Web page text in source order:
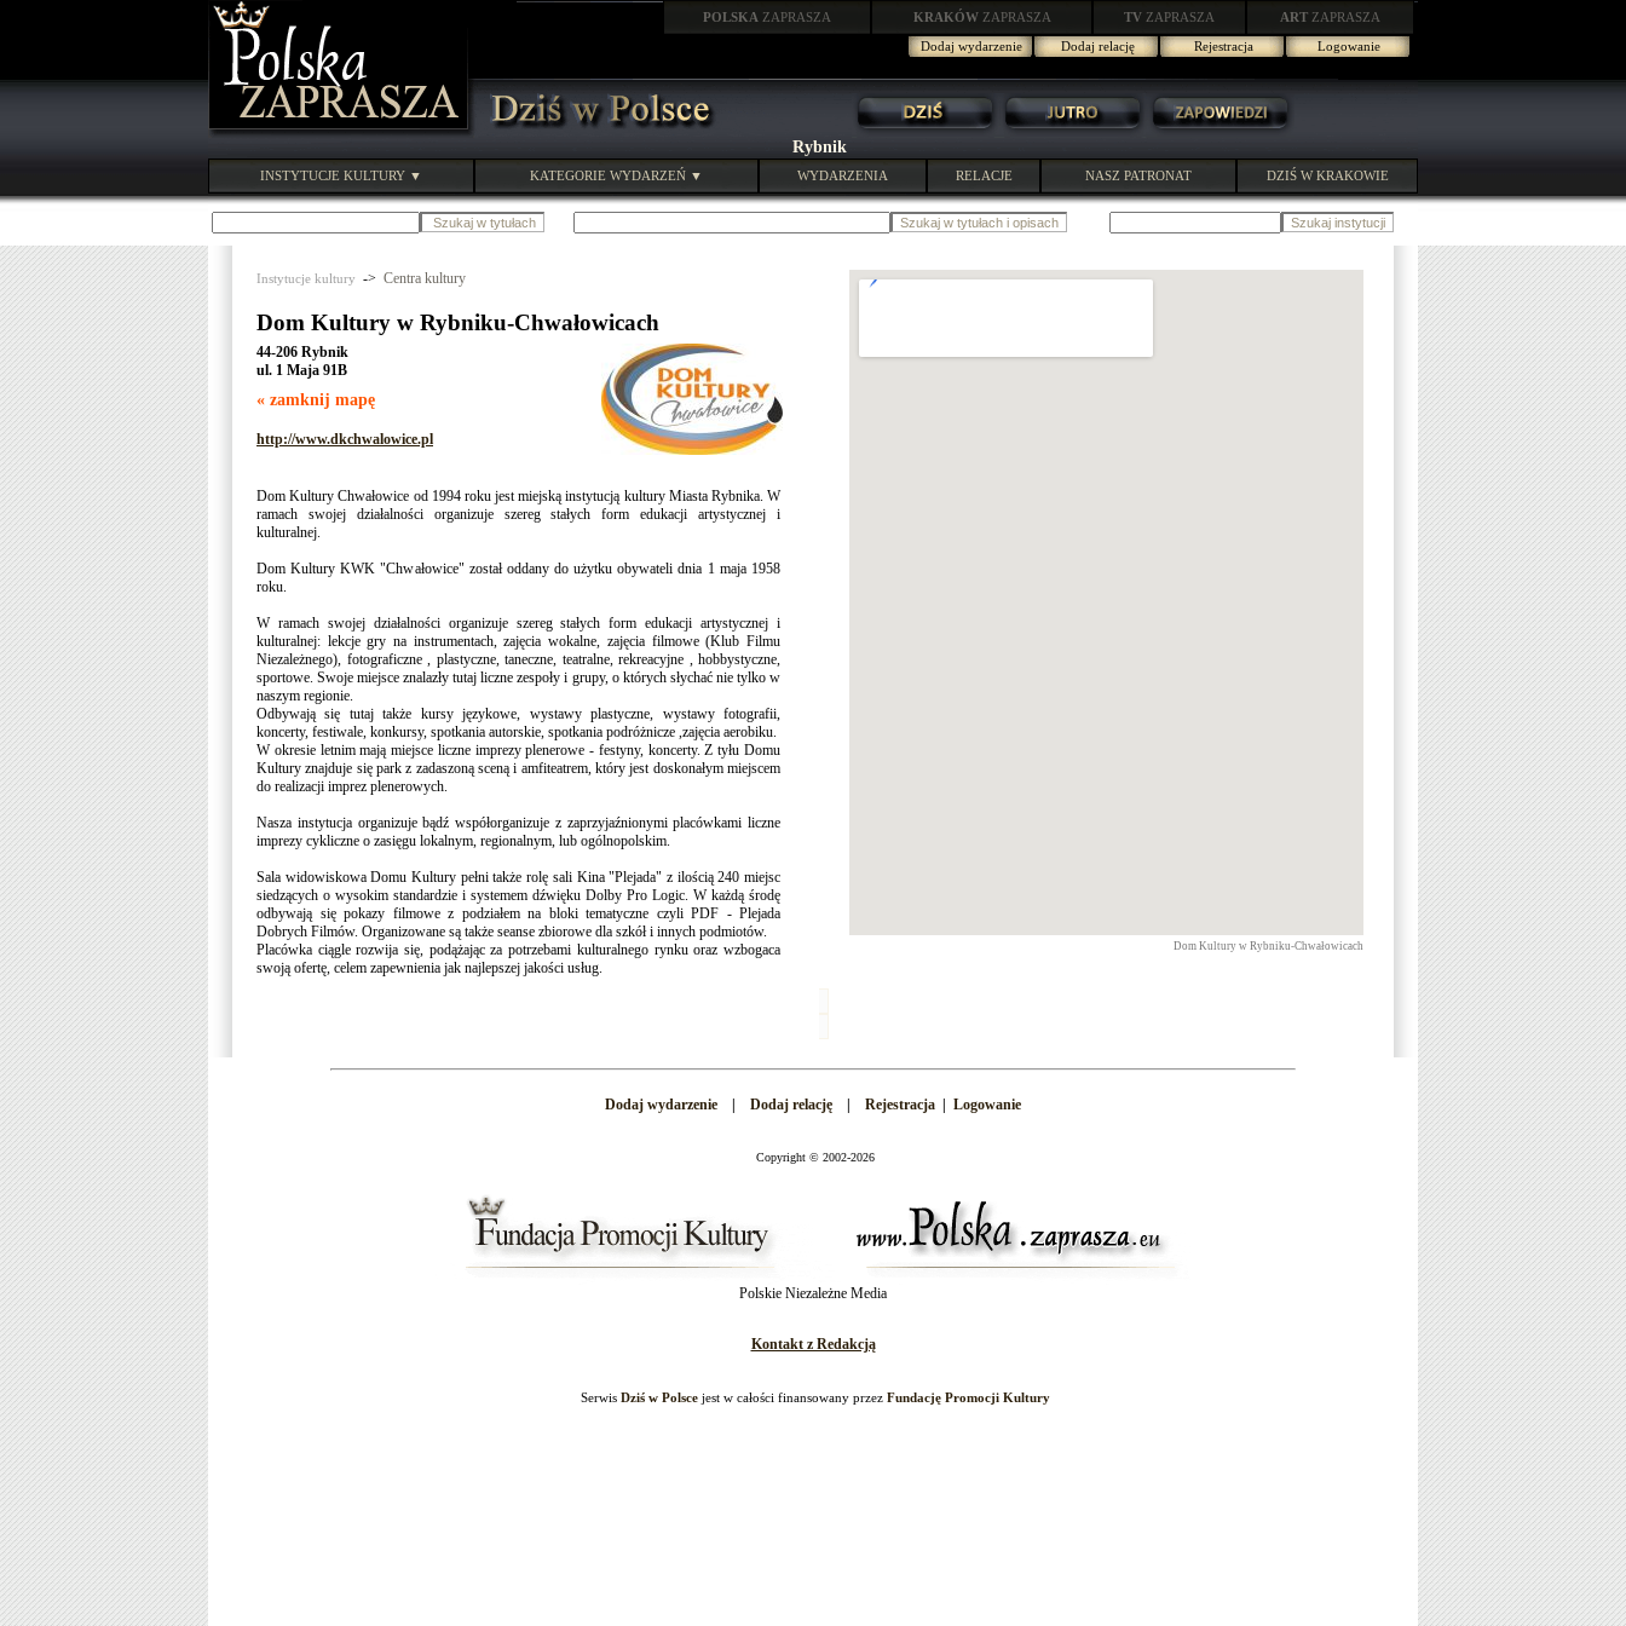
POLSKA ZAPRASZA KRAKÓW ZAPRASZA TV ZAPRASZA ART ZAPRASZA
Dodaj wydarzenie
Dodaj relację Rejestracja Logowanie
Rybnik
INSTYTUCJE KULTURY ▼ KATEGORIE WYDARZEŃ ▼ WYDARZENIA RELACJE NASZ PATRONAT DZIŚ W KRAKOWIE
Instytucje kultury -> Centra kultury
Dom Kultury w Rybniku-Chwałowicach
44-206 Rybnik
ul. 1 Maja 91B
« zamknij mapę
http://www.dkchwalowice.pl
Dom Kultury Chwałowice od 1994 roku jest miejską instytucją kultury Miasta Rybnika. W
ramach swojej działalności organizuje szereg stałych form edukacji artystycznej i
kulturalnej.
Dom Kultury KWK "Chwałowice" został oddany do użytku obywateli dnia 1 maja 1958
roku.
W ramach swojej działalności organizuje szereg stałych form edukacji artystycznej i
kulturalnej: lekcje gry na instrumentach, zajęcia wokalne, zajęcia filmowe (Klub Filmu
Niezależnego), fotograficzne , plastyczne, taneczne, teatralne, rekreacyjne , hobbystyczne,
sportowe. Swoje miejsce znalazły tutaj liczne zespoły i grupy, o których słychać nie tylko w
naszym regionie.
Odbywają się tutaj także kursy językowe, wystawy plastyczne, wystawy fotografii,
koncerty, festiwale, konkursy, spotkania autorskie, spotkania podróżnicze ,zajęcia aerobiku.
W okresie letnim mają miejsce liczne imprezy plenerowe - festyny, koncerty. Z tyłu Domu
Kultury znajduje się park z zadaszoną sceną i amfiteatrem, który jest doskonałym miejscem
do realizacji imprez plenerowych.
Nasza instytucja organizuje bądź współorganizuje z zaprzyjaźnionymi placówkami liczne
imprezy cykliczne o zasięgu lokalnym, regionalnym, lub ogólnopolskim.
Sala widowiskowa Domu Kultury pełni także rolę sali Kina "Plejada" z ilością 240 miejsc
siedzących o wysokim standardzie i systemem dźwięku Dolby Pro Logic. W każdą środę
odbywają się pokazy filmowe z podziałem na bloki tematyczne czyli PDF - Plejada
Dobrych Filmów. Organizowane są także seanse zbiorowe dla szkół i innych podmiotów.
Placówka ciągle rozwija się, podążając za potrzebami kulturalnego rynku oraz wzbogaca
swoją ofertę, celem zapewnienia jak najlepszej jakości usług.
Dom Kultury w Rybniku-Chwałowicach
Dodaj wydarzenie Dodaj relację Rejestracja Logowanie
Copyright ©2002-2026
Polskie Niezależne Media
Kontakt z Redakcją
Serwis Dziś w Polscejest w całości finansowany przez Fundację Promocji Kultury